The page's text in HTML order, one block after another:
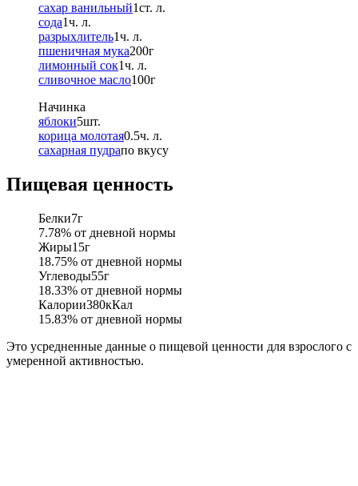
сахар ванильный1ст. л.
сода1ч. л.
разрыхлитель1ч. л.
пшеничная мука200г
лимонный сок1ч. л.
сливочное масло100г
Начинка
яблоки5шт.
корица молотая0.5ч. л.
сахарная пудрапо вкусу
Пищевая ценность
Белки7г
7.78% от дневной нормы
Жиры15г
18.75% от дневной нормы
Углеводы55г
18.33% от дневной нормы
Калории380кКал
15.83% от дневной нормы
Это усредненные данные о пищевой ценности для взрослого с
умеренной активностью.